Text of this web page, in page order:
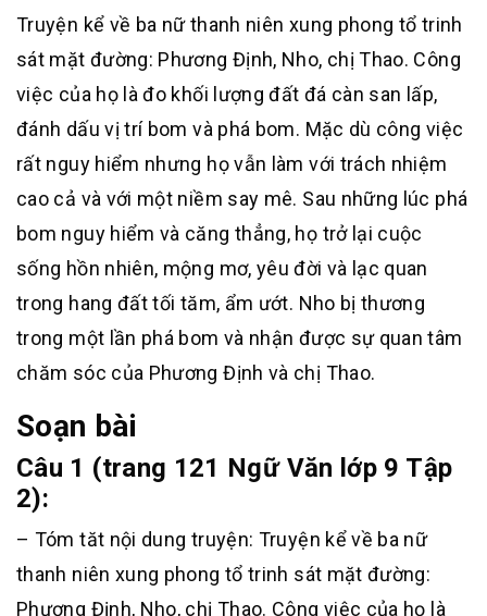
Truyện kể về ba nữ thanh niên xung phong tổ trinh
sát mặt đường: Phương Định, Nho, chị Thao. Công
việc của họ là đo khối lượng đất đá càn san lấp,
đánh dấu vị trí bom và phá bom. Mặc dù công việc
rất nguy hiểm nhưng họ vẫn làm với trách nhiệm
cao cả và với một niềm say mê. Sau những lúc phá
bom nguy hiểm và căng thẳng, họ trở lại cuộc
sống hồn nhiên, mộng mơ, yêu đời và lạc quan
trong hang đất tối tăm, ẩm ướt. Nho bị thương
trong một lần phá bom và nhận được sự quan tâm
chăm sóc của Phương Định và chị Thao.
Soạn bài
Câu 1 (trang 121 Ngữ Văn lớp 9 Tập
2):
– Tóm tăt nội dung truyện: Truyện kể về ba nữ
thanh niên xung phong tổ trinh sát mặt đường:
Phương Định, Nho, chị Thao. Công việc của họ là